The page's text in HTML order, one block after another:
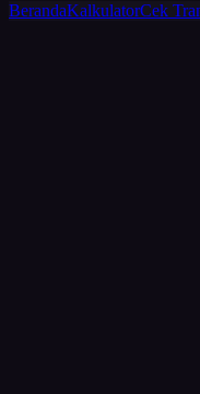
BerandaKalkulatorCek